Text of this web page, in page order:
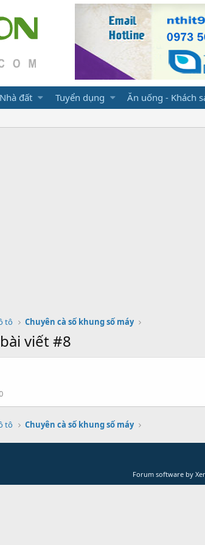
Nhà đất Tuyển dụng Ăn uống - Khách
tô Chuyên cà số khung số máy
viết #8
tô Chuyên cà số khung số máy
Forum software by